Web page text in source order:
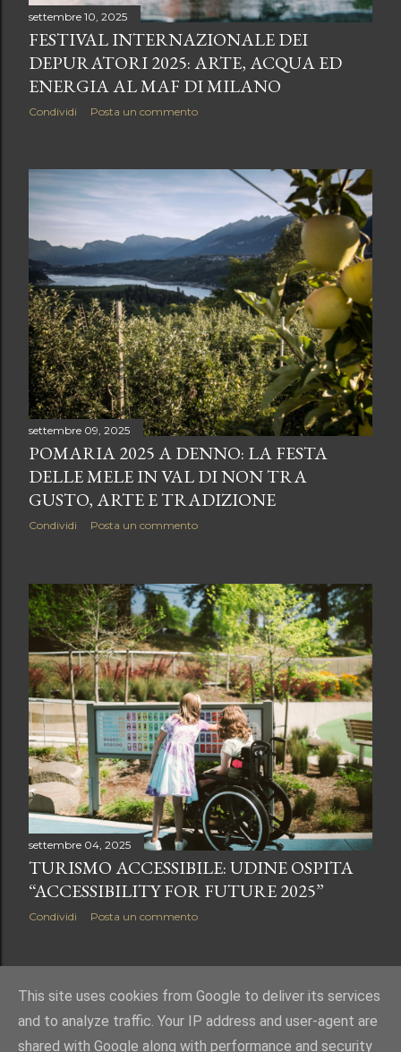
settembre 10, 2025
FESTIVAL INTERNAZIONALE DEI
DEPURATORI 2025: ARTE, ACQUA ED
ENERGIA AL MAF DI MILANO
Condividi Posta un commento
settembre 09, 2025
POMARIA 2025 A DENNO: LA FESTA
DELLE MELE IN VAL DI NON TRA
GUSTO, ARTE E TRADIZIONE
Condividi Posta un commento
settembre 04, 2025
TURISMO ACCESSIBILE: UDINE OSPITA
“ACCESSIBILITY FOR FUTURE 2025”
Condividi Posta un commento
POST PIÙ VECCHI
This site uses cookies from Google to deliver its services
and to analyze traffic. Your IP address and user-agent are
shared with Google along with performance and security